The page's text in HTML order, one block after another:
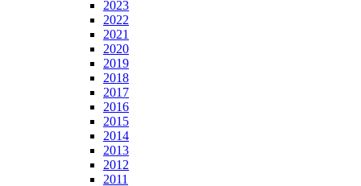
2023
2022
2021
2020
2019
2018
2017
2016
2015
2014
2013
2012
2011